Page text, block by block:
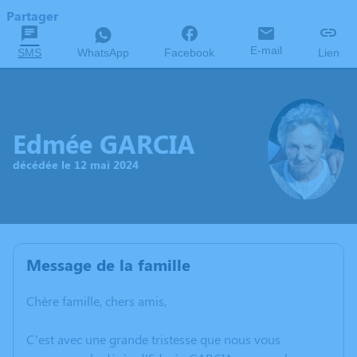
Partager
SMS WhatsApp Facebook E-mail Lien
Edmée GARCIA
décédée le 12 mai 2024
Message de la famille
Chère famille, chers amis,
C’est avec une grande tristesse que nous vous